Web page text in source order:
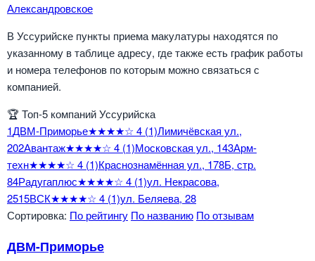
Александровское
В Уссурийске пункты приема макулатуры находятся по
указанному в таблице адресу, где также есть график работы
и номера телефонов по которым можно связаться с
компанией.
🏆 Топ-5 компаний Уссурийска
1ДВМ-Приморье★★★★☆ 4 (1)Лимичёвская ул.,
202Авантаж★★★★☆ 4 (1)Московская ул., 143Арм-
техн★★★★☆ 4 (1)Краснознамённая ул., 178Б, стр.
84Радугаплюс★★★★☆ 4 (1)ул. Некрасова,
2515ВСК★★★★☆ 4 (1)ул. Беляева, 28
Сортировка: По рейтингу По названию По отзывам
ДВМ-Приморье